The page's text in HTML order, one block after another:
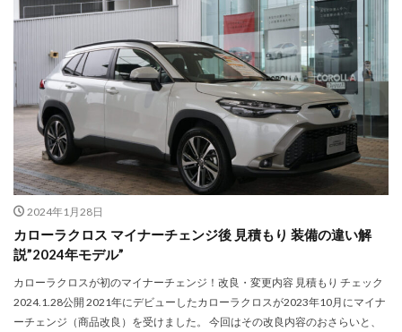
2024年1月28日
カローラクロス マイナーチェンジ後 見積もり 装備の違い解
説”2024年モデル”
カローラクロスが初のマイナーチェンジ！改良・変更内容 見積もり チェック
2024.1.28公開 2021年にデビューしたカローラクロスが2023年10月にマイナ
ーチェンジ（商品改良）を受けました。 今回はその改良内容のおさらいと、